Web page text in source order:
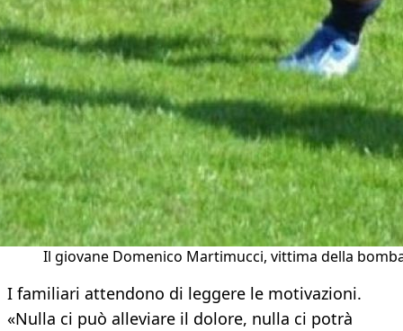
Il giovane Domenico Martimucci, vittima della
I familiari attendono di leggere le motivazioni.
«Nulla ci può alleviare il dolore, nulla ci potrà